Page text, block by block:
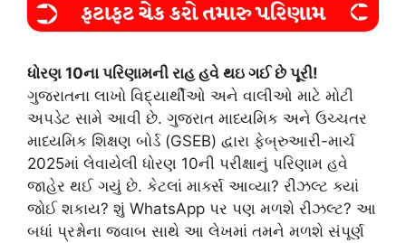
ધોરણ 10ના પરિણામની રાહ હવે થઇ ગઈ છે પૂરી!
ગુજરાતના લાખો વિદ્યાર્થીઓ અને વાલીઓ માટે મોટી
અપડેટ સામે આવી છે. ગુજરાત માધ્યમિક અને ઉચ્ચતર
માધ્યમિક શિક્ષણ બોર્ડ (GSEB) દ્વારા ફેબ્રુઆરી-માર્ચ
2025માં લેવાયેલી ધોરણ 10ની પરીક્ષાનું પરિણામ હવે
જાહેર થઈ ગયું છે. કેટલાં માર્ક્સ આવ્યા? રીઝલ્ટ ક્યાં
જોઈ શકાય? શું WhatsApp પર પણ મળશે રીઝલ્ટ? આ
બધાં પ્રશ્નોના જવાબ સાથે આ લેખમાં તમને મળશે સંપૂર્ણ